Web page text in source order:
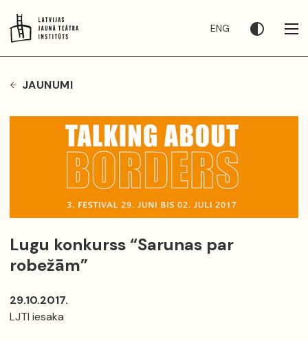
ENG
JAUNUMI
Lugu konkurss “Sarunas par
robežām”
29.10.2017.
LJTI iesaka